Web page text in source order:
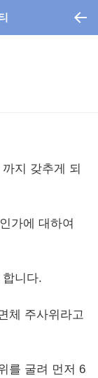
지 갖추게 되
가에 대하여
니다.
체 주사위라고
를 굴려 먼저 6